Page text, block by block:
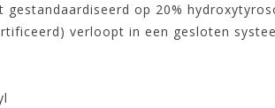
op 20%
verloopt in een gesloten